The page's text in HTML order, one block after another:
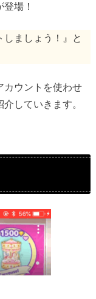
場！
しましょう！』と
カウントを使わせ
していきます。